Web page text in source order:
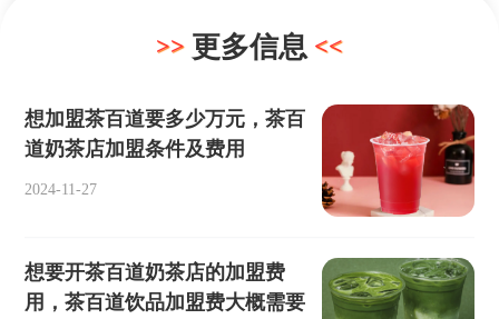
更多信息
想加盟茶百道要多少万元，茶百
道奶茶店加盟条件及费用
2024-11-27
想要开茶百道奶茶店的加盟费
用，茶百道饮品加盟费大概需要